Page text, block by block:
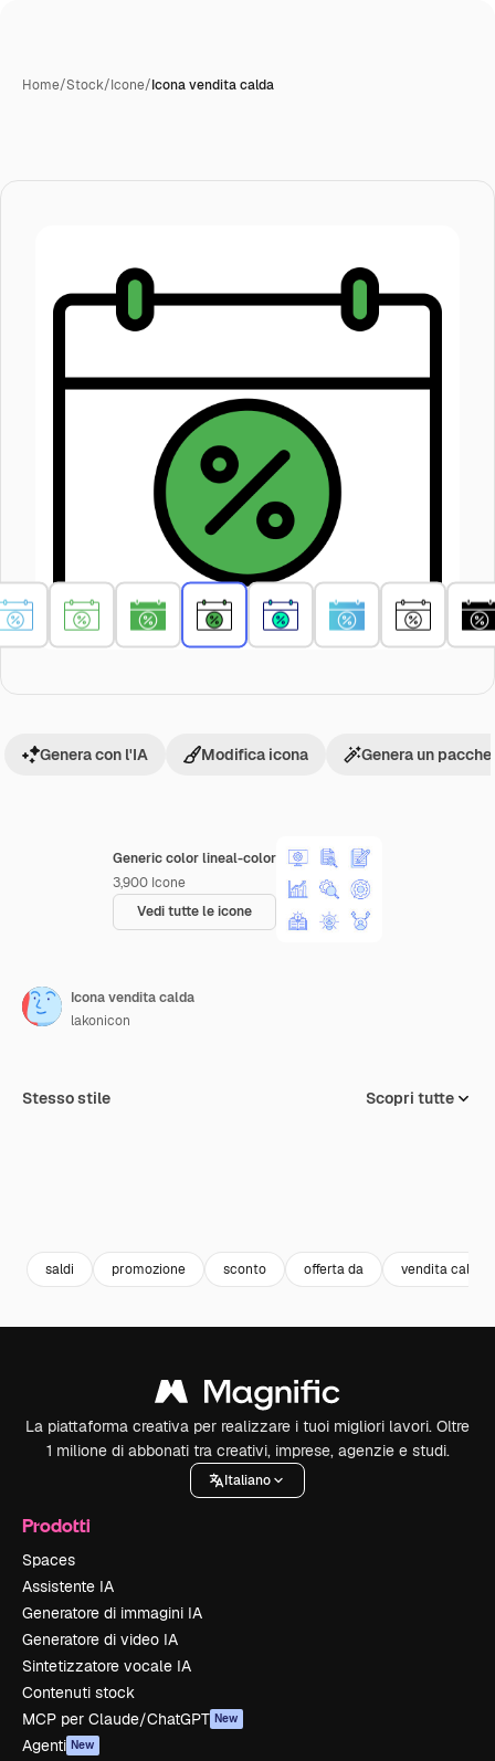
Home/Stock/Icone/Icona vendita calda
Generic color lineal-color
3,900 Icone
Vedi tutte le icone
Genera con l'IA Modifica icona Genera un
Icona vendita calda
lakonicon
Stesso stile Scopri tutte
saldi promozione sconto offerta da vendita calda
La piattaforma creativa per realizzare i tuoi migliori lavori. Oltre
1 milione di abbonati tra creativi, imprese, agenzie e studi.
Italiano
Prodotti
Spaces
Assistente IA
Generatore di immagini IA
Generatore di video IA
Sintetizzatore vocale IA
Contenuti stock
MCP per Claude/ChatGPT New
Agenti New